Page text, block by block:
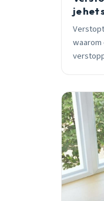
je het